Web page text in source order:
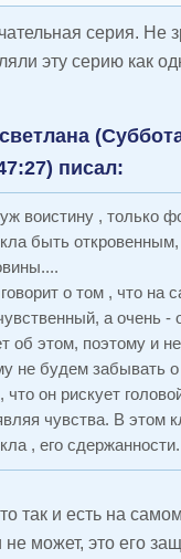
серия. Не
эту серию как
светлана
писал:
воистину , только
быть откровенным,
о том , что на
а очень -
об этом, поэтому и
не будем забывать
что он рискует
чувства. В этом
, его сдержанности.
так и есть на
не может, это его